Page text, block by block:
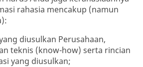
rahasia mencakup (namun
diusulkan Perusahaan,
teknis (know-how) serta rincian
yang diusulkan;